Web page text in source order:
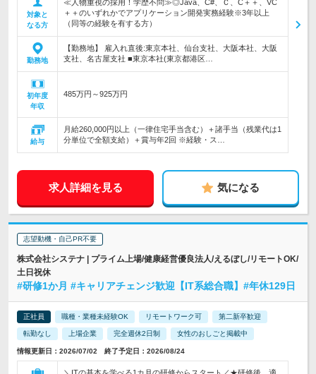
対象と
なる方
≪人物重視の採用！学歴不問≫◎Java、C#、Ｃ、C＋＋、VC
＋＋のいずれかでアプリケーション開発実務経験※3年以上
（同等の経験を有する方）
勤務地
【勤務地】 雇入れ直後:東京本社、仙台支社、大阪本社、大阪
支社、名古屋支社 ■東京本社(東京都港区…
初年度
年収
485万円～925万円
給与
月給260,000円以上（一律住宅手当含む）＋諸手当（残業代は1
分単位で全額支給）＋賞与年2回 ※経験・ス…
求人詳細を見る 気になる
志望動機・自己PR不要
株式会社システナ | プライム上場/健康経営優良法人/えるぼし/リモートOK/
土日祝休
#研修1か月 #キャリアチェンジ歓迎【IT系総合職】#年休129日
正社員 職種・業種未経験OK リモートワーク可 第二新卒歓迎
転勤なし 上場企業 完全週休2日制 女性のおしごと掲載中
情報更新日：2026/07/02 終了予定日：2026/08/24